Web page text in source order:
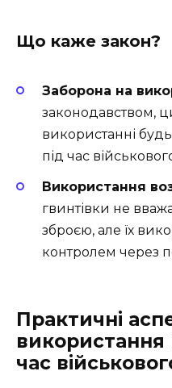
Що каже закон?
Заборона на
законодавством,
використанні
під час
Використання
гвинтівки не
зброєю, але їх
контролем через
Практичні
використання
час